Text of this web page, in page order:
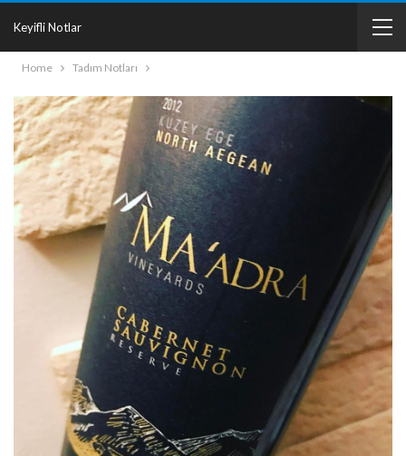
Keyifli Notlar
Home Tadım Notları